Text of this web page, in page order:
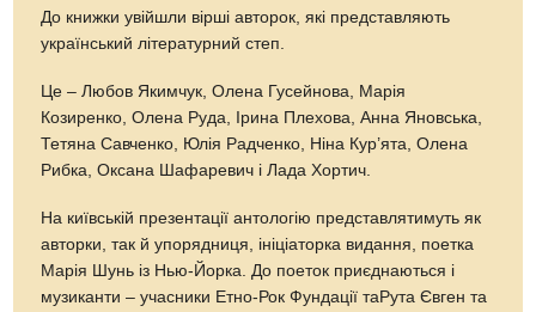
До книжки увійшли вірші авторок, які представляють
український літературний степ.
Це – Любов Якимчук, Олена Гусейнова, Марія
Козиренко, Олена Руда, Ірина Плехова, Анна Яновська,
Тетяна Савченко, Юлія Радченко, Ніна Кур’ята, Олена
Рибка, Оксана Шафаревич і Лада Хортич.
На київській презентації антологію представлятимуть як
авторки, так й упорядниця, ініціаторка видання, поетка
Марія Шунь із Нью-Йорка. До поеток приєднаються і
музиканти – учасники Етно-Рок Фундації таРута Євген та